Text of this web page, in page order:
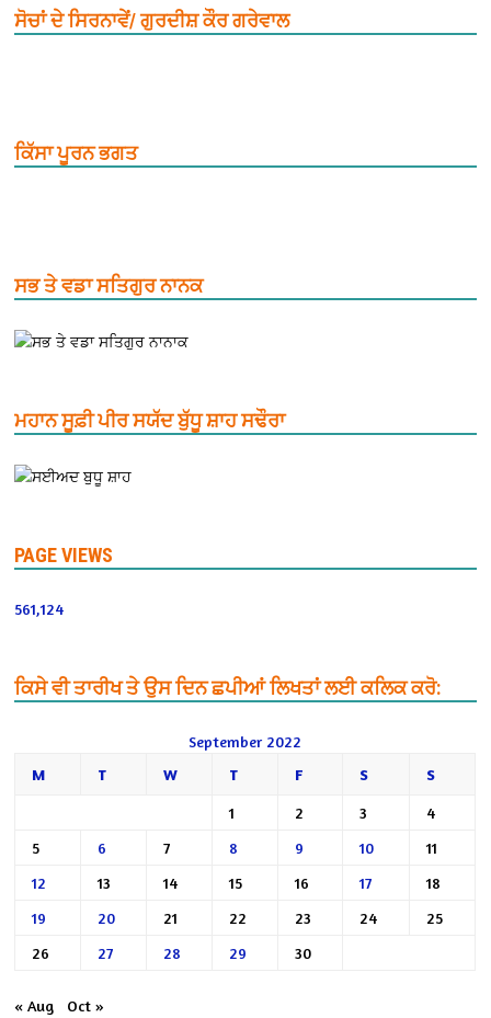
ਸੋਚਾਂ ਦੇ ਸਿਰਨਾਵੇਂ/ ਗੁਰਦੀਸ਼ ਕੌਰ ਗਰੇਵਾਲ
ਕਿੱਸਾ ਪੂਰਨ ਭਗਤ
ਸਭ ਤੇ ਵਡਾ ਸਤਿਗੁਰ ਨਾਨਕ
ਮਹਾਨ ਸੂਫ਼ੀ ਪੀਰ ਸਯੱਦ ਬੁੱਧੂ ਸ਼ਾਹ ਸਢੌਰਾ
PAGE VIEWS
561,124
ਕਿਸੇ ਵੀ ਤਾਰੀਖ ਤੇ ਉਸ ਦਿਨ ਛਪੀਆਂ ਲਿਖਤਾਂ ਲਈ ਕਲਿਕ ਕਰੋ:
September 2022
M
T W T F S S
1 2 3
4
5
6 7 8 9 10
11
12
13 14 15 16 17
18
19
20 21 22 23 24
25
26
27 28 29 30
« Aug Oct »